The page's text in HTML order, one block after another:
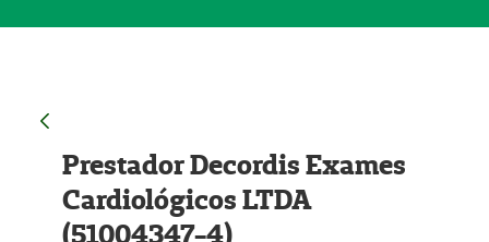
Prestador Decordis Exames
Cardiológicos LTDA
(51004347-4)